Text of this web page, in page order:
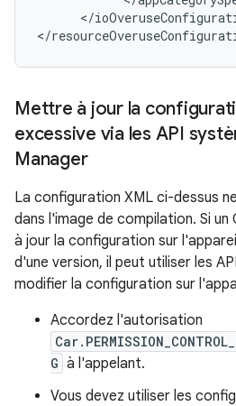
</
</
Mettre à jour la
excessive via les API
Manager
La configuration XML ci-dessus
dans l'image de compilation. Si
à jour la configuration sur
d'une version, il peut utiliser les
modifier la configuration sur
Accordez l'autorisation
G à l'appelant.
Vous devez utiliser les